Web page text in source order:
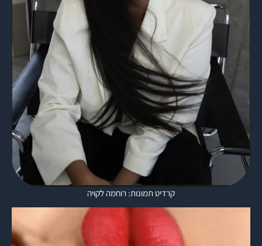
קרדיט תמונות: רוחמה לקויה